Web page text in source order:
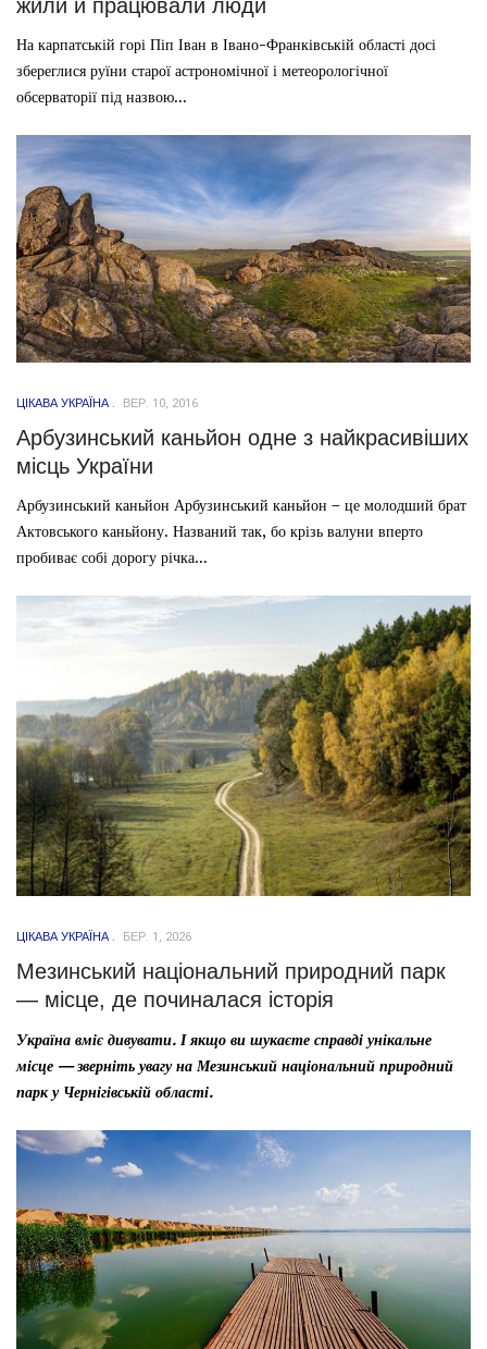
жили й працювали люди
На карпатській горі Піп Іван в Івано-Франківській області досі
збереглися руїни старої астрономічної і метеорологічної
обсерваторії під назвою...
ЦІКАВА УКРАЇНА ВЕР. 10, 2016
Арбузинський каньйон одне з найкрасивіших
місць України
Арбузинський каньйон Арбузинський каньйон – це молодший брат
Актовського каньйону. Названий так, бо крізь валуни вперто
пробиває собі дорогу річка...
ЦІКАВА УКРАЇНА БЕР. 1, 2026
Мезинський національний природний парк
— місце, де починалася історія
Україна вміє дивувати. І якщо ви шукаєте справді унікальне
місце — зверніть увагу на Мезинський національний природний
парк у Чернігівській області.